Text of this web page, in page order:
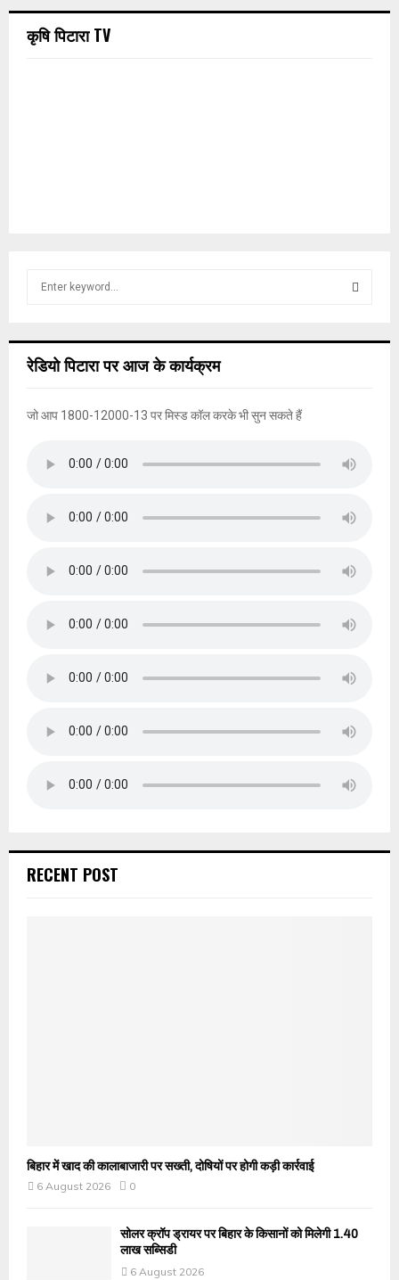
कृषि पिटारा TV
h
o
C
रेडियो पिटारा पर आज के कार्यक्रम
जो आप 1800-12000-13 पर मिस्ड कॉल करके भी सुन सकते हैं
RECENT POST
बिहार में खाद की कालाबाजारी पर सख्ती, दोषियों पर होगी कड़ी कार्रवाई
6 August 2026
0
सोलर क्रॉप ड्रायर पर बिहार के किसानों को मिलेगी 1.40
लाख सब्सिडी
6 August 2026